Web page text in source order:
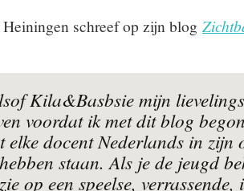
schreef op zijn blog
Kila&Basbsie mijn
voordat ik met dit blog
elke docent Nederlands in zijn
staan. Als je de jeugd
op een speelse,